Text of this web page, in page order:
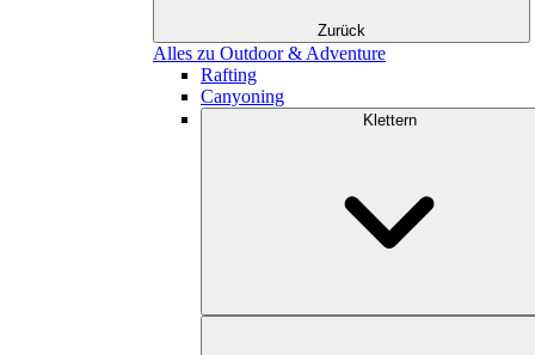
Zurück
Alles zu Outdoor & Adventure
Rafting
Canyoning
Klettern